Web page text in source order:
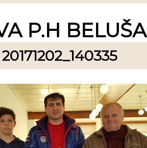
P.H BELUŠA
20171202_140335